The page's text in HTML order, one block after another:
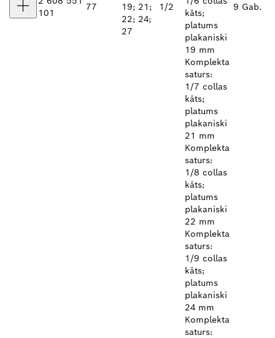
101
77
19; 21;
22; 24;
27
1/2
kāts;
platums
plakaniski
19 mm
Komplekta
saturs:
1/7 collas
kāts;
platums
plakaniski
21 mm
Komplekta
saturs:
1/8 collas
kāts;
platums
plakaniski
22 mm
Komplekta
saturs:
1/9 collas
kāts;
platums
plakaniski
24 mm
Komplekta
saturs:
9 Gab.